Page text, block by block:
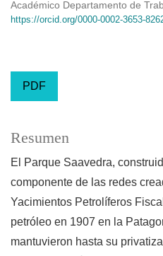
Académico Departamento de
https://orcid.org/0000-0002-3653-
PDF
Resumen
El Parque Saavedra,
componente de las redes
Yacimientos Petrolíferos
petróleo en 1907 en la
mantuvieron hasta su